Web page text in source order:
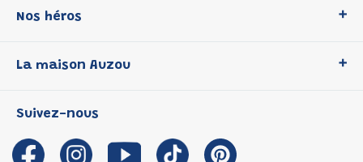
Nos héros
P'tit Loup
Les Influenceuses
Migali
La maison Auzou
Notre histoire
Auzou s'engage
Suivez-nous